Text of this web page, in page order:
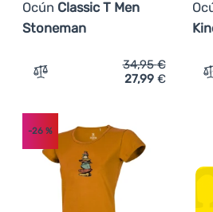
Ocún Classic T Men
Stoneman
Zum Vergleich 'Herren-T-Shirt
34,95€
27,99 €
-26 %